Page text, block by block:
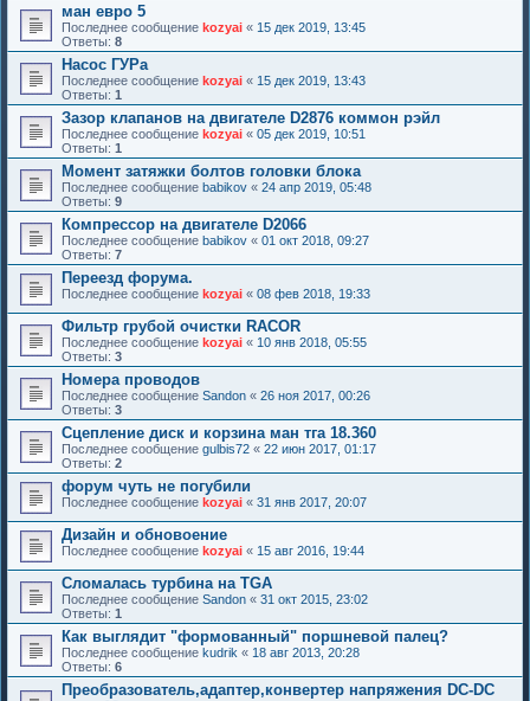
ман евро 5
Последнее сообщение kozyai « 15 дек 2019, 13:45
Ответы: 8
Насос ГУРа
Последнее сообщение kozyai « 15 дек 2019, 13:43
Ответы: 1
Зазор клапанов на двигателе D2876 коммон рэйл
Последнее сообщение kozyai « 05 дек 2019, 10:51
Ответы: 1
Момент затяжки болтов головки блока
Последнее сообщение babikov « 24 апр 2019, 05:48
Ответы: 9
Компрессор на двигателе D2066
Последнее сообщение babikov « 01 окт 2018, 09:27
Ответы: 7
Переезд форума.
Последнее сообщение kozyai « 08 фев 2018, 19:33
Фильтр грубой очистки RACOR
Последнее сообщение kozyai « 10 янв 2018, 05:55
Ответы: 3
Номера проводов
Последнее сообщение Sandon « 26 ноя 2017, 00:26
Ответы: 3
Сцепление диск и корзина ман тга 18.360
Последнее сообщение gulbis72 « 22 июн 2017, 01:17
Ответы: 2
форум чуть не погубили
Последнее сообщение kozyai « 31 янв 2017, 20:07
Дизайн и обновоение
Последнее сообщение kozyai « 15 авг 2016, 19:44
Сломалась турбина на TGA
Последнее сообщение Sandon « 31 окт 2015, 23:02
Ответы: 1
Как выглядит "формованный" поршневой палец?
Последнее сообщение kudrik « 18 авг 2013, 20:28
Ответы: 6
Преобразователь,адаптер,конвертер напряжения DC-DC